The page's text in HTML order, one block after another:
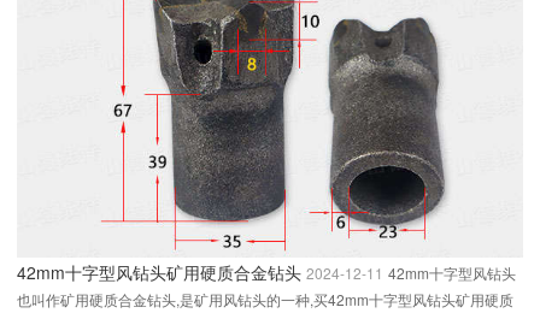
42mm十字型风钻头矿用硬质合金钻头 2024-12-11 42mm十字型风钻头
也叫作矿用硬质合金钻头,是矿用风钻头的一种,买42mm十字型风钻头矿用硬质